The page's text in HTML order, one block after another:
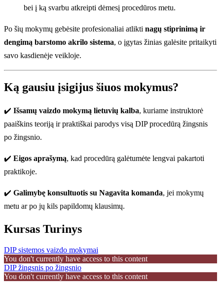
bei į ką svarbu atkreipti dėmesį procedūros metu.
Po šių mokymų gebėsite profesionaliai atlikti nagų stiprinimą ir
dengimą barstomo akrilo sistema, o įgytas žinias galėsite pritaikyti
savo kasdienėje veikloje.
Ką gausiu įsigijus šiuos mokymus?
✔️ Išsamų vaizdo mokymą lietuvių kalba, kuriame instruktorė
paaiškins teoriją ir praktiškai parodys visą DIP procedūrą žingsnis
po žingsnio.
✔️ Eigos aprašymą, kad procedūrą galėtumėte lengvai pakartoti
praktikoje.
✔️ Galimybę konsultuotis su Nagavita komanda, jei mokymų
metu ar po jų kils papildomų klausimų.
Kursas Turinys
DIP sistemos vaizdo mokymai
You don't currently have access to this content
DIP žingsnis po žingsnio
You don't currently have access to this content